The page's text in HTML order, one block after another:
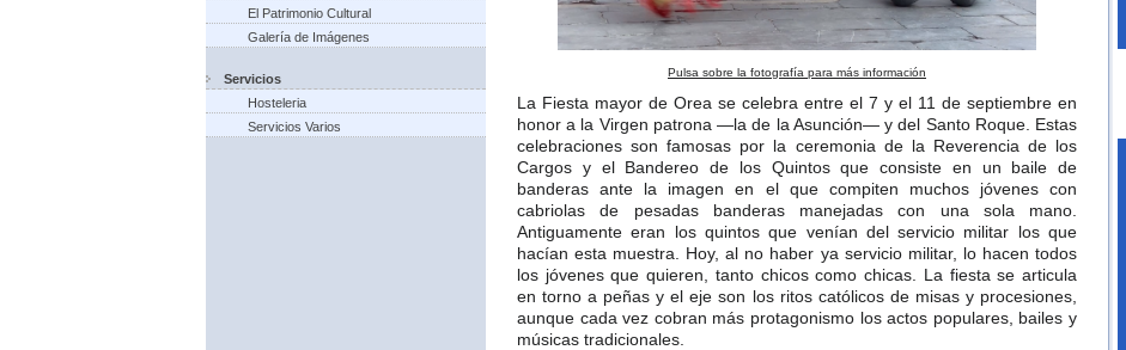
El Patrimonio Cultural
Galería de Imágenes
Servicios
Hosteleria
Servicios Varios
Pulsa sobre la fotografía para más información
La Fiesta mayor de Orea se celebra entre el 7 y el 11 de septiembre en
honor a la Virgen patrona —la de la Asunción— y del Santo Roque. Estas
celebraciones son famosas por la ceremonia de la Reverencia de los
Cargos y el Bandereo de los Quintos que consiste en un baile de
banderas ante la imagen en el que compiten muchos jóvenes con
cabriolas de pesadas banderas manejadas con una sola mano.
Antiguamente eran los quintos que venían del servicio militar los que
hacían esta muestra. Hoy, al no haber ya servicio militar, lo hacen todos
los jóvenes que quieren, tanto chicos como chicas. La fiesta se articula
en torno a peñas y el eje son los ritos católicos de misas y procesiones,
aunque cada vez cobran más protagonismo los actos populares, bailes y
músicas tradicionales.​